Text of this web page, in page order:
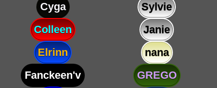
Cyga
Sylvie
Colleen
Janie
Elrinn
nana
Fanckeen'v
GREGO